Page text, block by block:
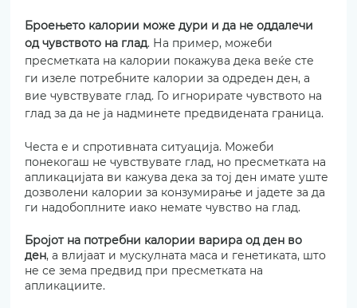
Броењето калории може дури и да не оддалечи
од чувството на глад. На пример, можеби
пресметката на калории покажува дека веќе сте
ги изеле потребните калории за одреден ден, а
вие чувствувате глад. Го игнорирате чувството на
глад за да не ја надминете предвидената граница.
Честа е и спротивната ситуација. Можеби
понекогаш не чувствувате глад, но пресметката на
апликацијата ви кажува дека за тој ден имате уште
дозволени калории за конзумирање и јадете за да
ги надобоплните иако немате чувство на глад.
Бројот на потребни калории варира од ден во
ден, а влијаат и мускулната маса и генетиката, што
не се зема предвид при пресметката на
апликациите.